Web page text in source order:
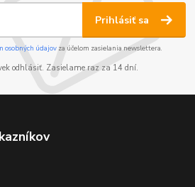
Prihlásiť sa
osobných údajov za účelom zasielania newslettera.
odhlásiť. Zasielame raz za 14 dní.